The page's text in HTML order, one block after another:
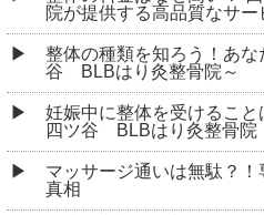
マッサージ通いは無駄？！
真相
健康と美容に役立つ整体の
全身のバランス調整まで
院
「BLBはり灸整骨院の施術
骨盤調整とは？身体のバラ
術 ～四ツ谷 BLBはり灸